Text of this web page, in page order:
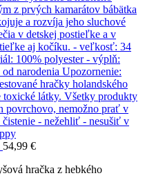
54,99 €
hračka z hebkého